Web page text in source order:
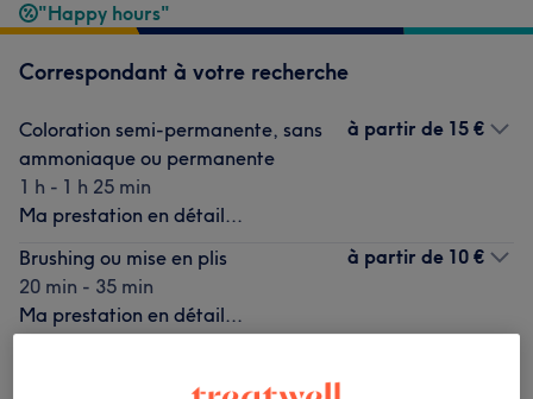
"Happy hours"
Correspondant à votre recherche
Coloration semi-permanente, sans
ammoniaque ou permanente
1 h - 1 h 25 min
Ma prestation en détail...
à partir de 15 €
Brushing ou mise en plis
20 min - 35 min
Ma prestation en détail...
à partir de 10 €